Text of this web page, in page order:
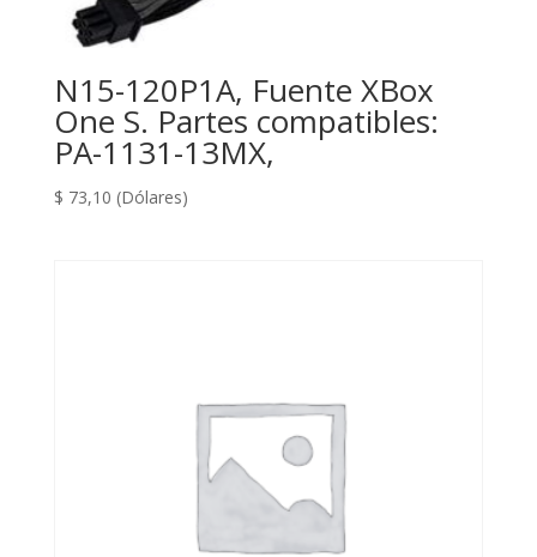
N15-120P1A, Fuente XBox
One S. Partes compatibles:
PA-1131-13MX,
$ 73,10 (Dólares)